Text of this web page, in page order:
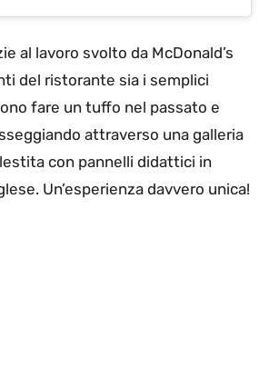
al lavoro svolto da McDonald’s
del ristorante sia i semplici
fare un tuffo nel passato e
attraverso una galleria
con pannelli didattici in
Un’esperienza davvero unica!